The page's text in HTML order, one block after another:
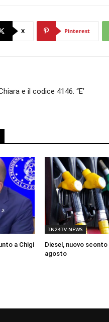
X Pinterest
e il codice 4146. “E’
a Chigi
TN24TV NEWS
Diesel, nuovo sconto
agosto